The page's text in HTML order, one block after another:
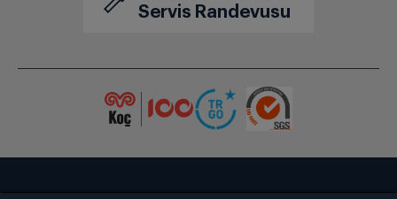
Servis Randevusu